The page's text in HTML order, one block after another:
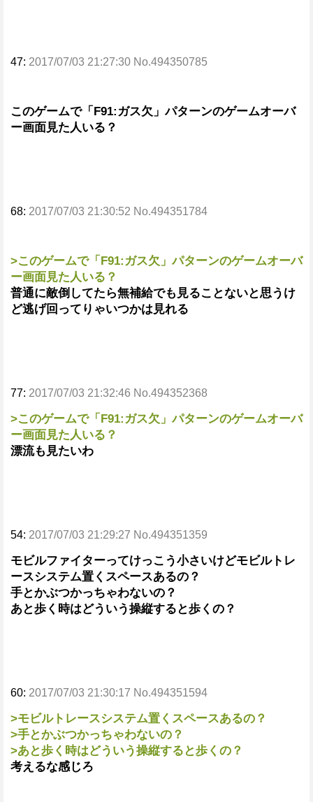
47: 2017/07/03 21:27:30 No.494350785
このゲームで「F91:ガス欠」パターンのゲームオーバ
ー画面見た人いる？
68: 2017/07/03 21:30:52 No.494351784
>このゲームで「F91:ガス欠」パターンのゲームオーバ
ー画面見た人いる？
普通に敵倒してたら無補給でも見ることないと思うけ
ど逃げ回ってりゃいつかは見れる
77: 2017/07/03 21:32:46 No.494352368
>このゲームで「F91:ガス欠」パターンのゲームオーバ
ー画面見た人いる？
漂流も見たいわ
54: 2017/07/03 21:29:27 No.494351359
モビルファイターってけっこう小さいけどモビルトレ
ースシステム置くスペースあるの？
手とかぶつかっちゃわないの？
あと歩く時はどういう操縦すると歩くの？
60: 2017/07/03 21:30:17 No.494351594
>モビルトレースシステム置くスペースあるの？
>手とかぶつかっちゃわないの？
>あと歩く時はどういう操縦すると歩くの？
考えるな感じろ